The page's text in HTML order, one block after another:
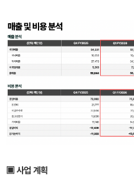
▣ 사업 계획